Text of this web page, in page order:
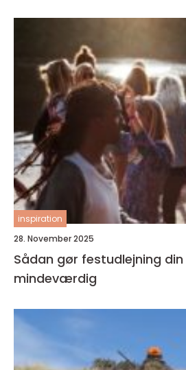
inspiration
28. November 2025
Sådan gør festudlejning
mindeværdig